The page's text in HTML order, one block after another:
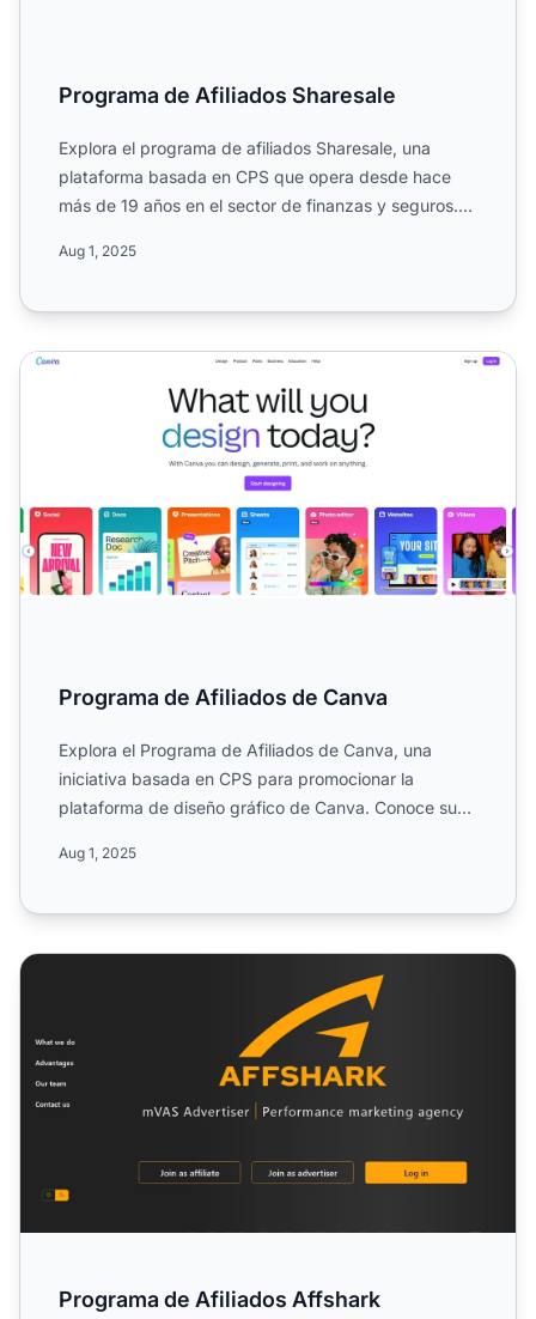
Programa de Afiliados Sharesale
Explora el programa de afiliados Sharesale, una
plataforma basada en CPS que opera desde hace
más de 19 años en el sector de finanzas y seguros.
Aug 1, 2025
Programa de Afiliados de Canva
Programa de Afiliados de Canva
Explora el Programa de Afiliados de Canva, una
iniciativa basada en CPS para promocionar la
plataforma de diseño gráfico de Canva. Conoce su
Aug 1, 2025
Programa de Afiliados Affshark
Programa de Afiliados Affshark